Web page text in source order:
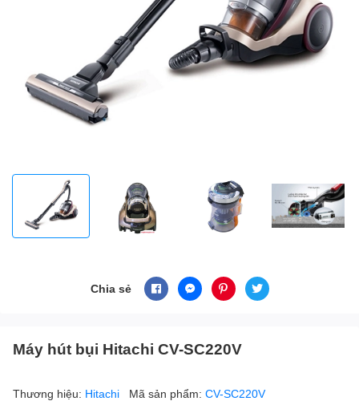
Chia sẻ
Máy hút bụi Hitachi CV-SC220V
Thương hiệu: Hitachi Mã sản phẩm: CV-SC220V